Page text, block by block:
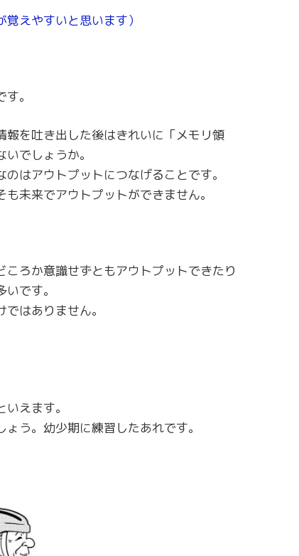
覚えやすいと思います）
。
を吐き出した後はきれいに「メモリ領
でしょうか。
はアウトプットにつなげることです。
未来でアウトプットができません。
ろか意識せずともアウトプットできたり
です。
はありません。
えます。
う。幼少期に練習したあれです。